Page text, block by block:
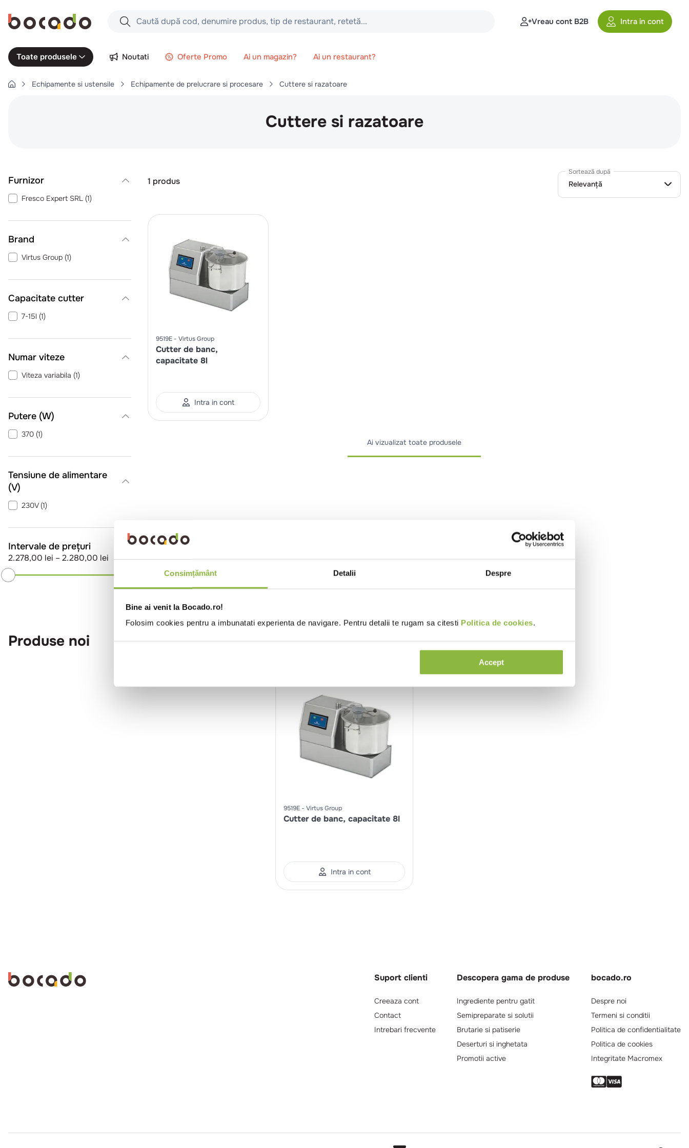
Consimțământ Detalii Despre
Bine ai venit la Bocado.ro!
Folosim cookies pentru a imbunatati experienta de navigare. Pentru detalii te rugam sa citesti Politica de cookies.
Accept
Caută după cod, denumire produs, tip de restaurant, retetă...
Căutări populare
pizza
Vreau cont B2B Intra in cont
Toate produsele Noutati Oferte Promo Ai un magazin? Ai un restaurant?
Echipamente si ustensile Echipamente de prelucrare si procesare Cuttere si razatoare
Cuttere si razatoare
Fresco Expert SRL (1)
Brand
Virtus Group (1)
Capacitate cutter
7-15l (1)
Numar viteze
Viteza variabila (1)
Putere (W)
370 (1)
Tensiune de alimentare
(V)
230V (1)
Intervale de prețuri
2.278,00 lei – 2.280,00 lei
1 produs
Sortează după
Relevanță
9519E Virtus Group
Cutter de banc,
capacitate 8l
Intra in cont
Ai vizualizat toate produsele
Produse noi
9519E Virtus Group
Cutter de banc, capacitate 8l
Intra in cont
Suport clienti
Creeaza cont
Contact
Intrebari frecvente
Descopera gama de produse
Ingrediente pentru gatit
Semipreparate si solutii
Brutarie si patiserie
Deserturi si inghetata
Promotii active
bocado.ro
Despre noi
Termeni si conditii
Politica de confidentialitate
Politica de cookies
Integritate Macromex